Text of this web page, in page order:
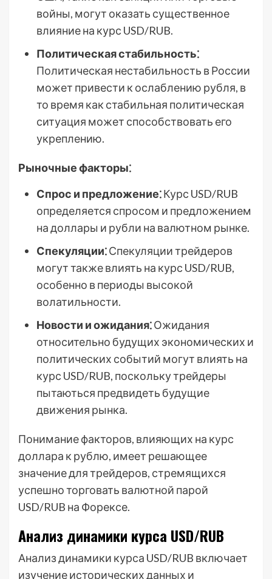
войны, могут оказать существенное
влияние на курс USD/RUB.
Политическая стабильность⁚
Политическая нестабильность в России
может привести к ослаблению рубля, в
то время как стабильная политическая
ситуация может способствовать его
укреплению.
Рыночные факторы⁚
Спрос и предложение⁚Курс USD/RUB
определяется спросом и предложением
на доллары и рубли на валютном рынке.
Спекуляции⁚Спекуляции трейдеров
могут также влиять на курс USD/RUB,
особенно в периоды высокой
волатильности.
Новости и ожидания⁚Ожидания
относительно будущих экономических и
политических событий могут влиять на
курс USD/RUB, поскольку трейдеры
пытаються предвидеть будущие
движения рынка.
Понимание факторов, влияющих на курс
доллара к рублю, имеет решающее
значение для трейдеров, стремящихся
успешно торговать валютной парой
USD/RUB на Форексе.
Анализ динамики курса USD/RUB
Анализ динамики курса USD/RUB включает
изучение исторических данных и